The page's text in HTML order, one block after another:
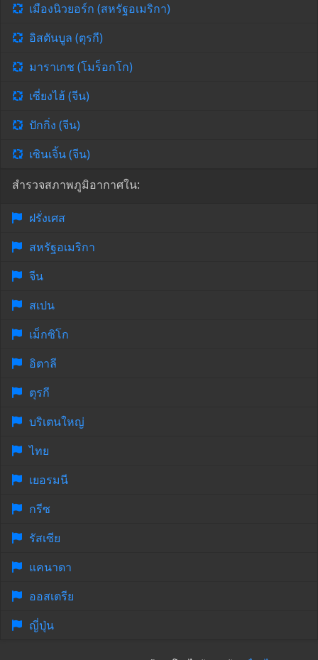
เมืองนิวยอร์ก (สหรัฐอเมริกา)
อิสตันบูล (ตุรกี)
มาราเกช (โมร็อกโก)
เซี่ยงไฮ้ (จีน)
ปักกิ่ง (จีน)
เซินเจิ้น (จีน)
สำรวจสภาพภูมิอากาศใน:
ฝรั่งเศส
สหรัฐอเมริกา
จีน
สเปน
เม็กซิโก
อิตาลี
ตุรกี
บริเตนใหญ่
ไทย
เยอรมนี
กรีซ
รัสเซีย
แคนาดา
ออสเตรีย
ญี่ปุ่น